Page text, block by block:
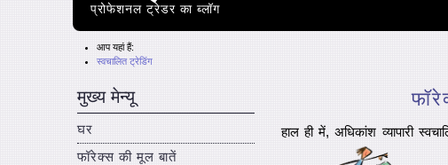
प्रोफेशनल ट्रेडर का ब्लॉग
आप यहां हैं:
स्वचालित ट्रेडिंग
मुख्य मेन्यू
घर
फॉरेक्स की मूल बातें
हाल ही में, अधिकांश व्यापारी